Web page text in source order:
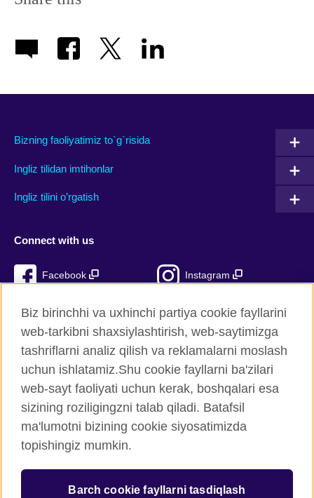
Bizning faoliyatimiz to`g`risida
Ingliz tilidan imtihonlar
Ingliz tilini o’rgatish
Connect with us
Facebook Instagram
British Council Global
Xavfsizlik va foydalanish shartlari
Cookie fayllari
© 2026 British Council
The United Kingdom’s international organisation for cultural
Biz birinchhi va uxhinchi partiya cookie fayllarini
web-tarkibni shaxsiylashtirish, web-saytimizga
tashriflarni analiz qilish va reklamalarni moslash
uchun ishlatamiz.Shu cookie fayllarni ba'zilari
web-sayt faoliyati uchun kerak, boshqalari esa
sizining roziligingzni talab qiladi. Batafsil
ma'lumotni bizining cookie siyosatimizda
topishingiz mumkin.
Barch cookie fayllarni tasdiqlash